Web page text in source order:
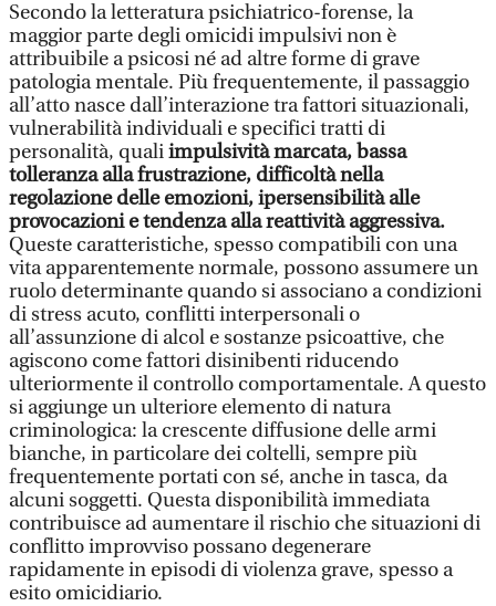
Secondo la letteratura psichiatrico-forense, la
maggior parte degli omicidi impulsivi non è
attribuibile a psicosi né ad altre forme di grave
patologia mentale. Più frequentemente, il passaggio
all’atto nasce dall’interazione tra fattori situazionali,
vulnerabilità individuali e specifici tratti di
personalità, qualiimpulsività marcata, bassa
tolleranza alla frustrazione, difficoltà nella
regolazione delle emozioni, ipersensibilità alle
provocazioni e tendenza alla reattività aggressiva.
Queste caratteristiche, spesso compatibili con una
vita apparentemente normale, possono assumere un
ruolo determinante quando si associano a condizioni
di stress acuto, conflitti interpersonali o
all’assunzione di alcol e sostanze psicoattive, che
agiscono come fattori disinibenti riducendo
ulteriormente il controllo comportamentale. A questo
si aggiunge un ulteriore elemento di natura
criminologica: la crescente diffusione delle armi
bianche, in particolare dei coltelli, sempre più
frequentemente portati con sé, anche in tasca, da
alcuni soggetti. Questa disponibilità immediata
contribuisce ad aumentare il rischio che situazioni di
conflitto improvviso possano degenerare
rapidamente in episodi di violenza grave, spesso a
esito omicidiario.